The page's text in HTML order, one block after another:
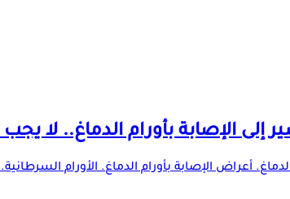
أعراض الإصابة بأورام الدماغ. الأورام